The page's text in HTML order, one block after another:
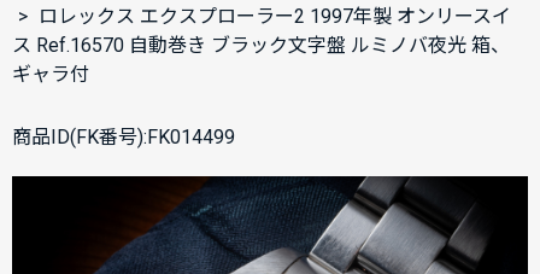
ロレックス エクスプローラー2 1997年製 オンリースイ
ス Ref.16570 自動巻き ブラック文字盤 ルミノバ夜光 箱、
ギャラ付
商品ID(FK番号):FK014499